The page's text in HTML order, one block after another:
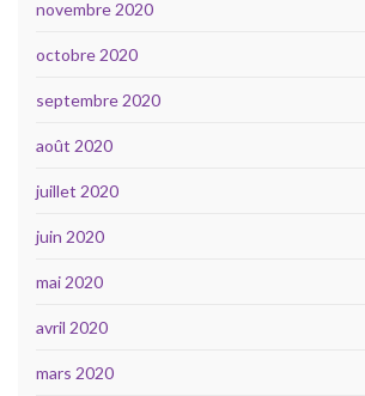
novembre 2020
octobre 2020
septembre 2020
août 2020
juillet 2020
juin 2020
mai 2020
avril 2020
mars 2020